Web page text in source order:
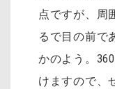
点ですが、周
るで目の前で
かのよう。
けますので、